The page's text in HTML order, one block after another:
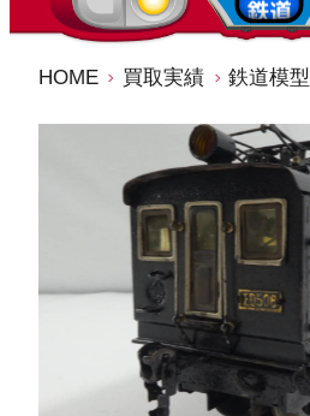
HOME 買取実績 鉄道模型